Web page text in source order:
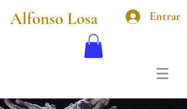
Alfonso Losa Entrar